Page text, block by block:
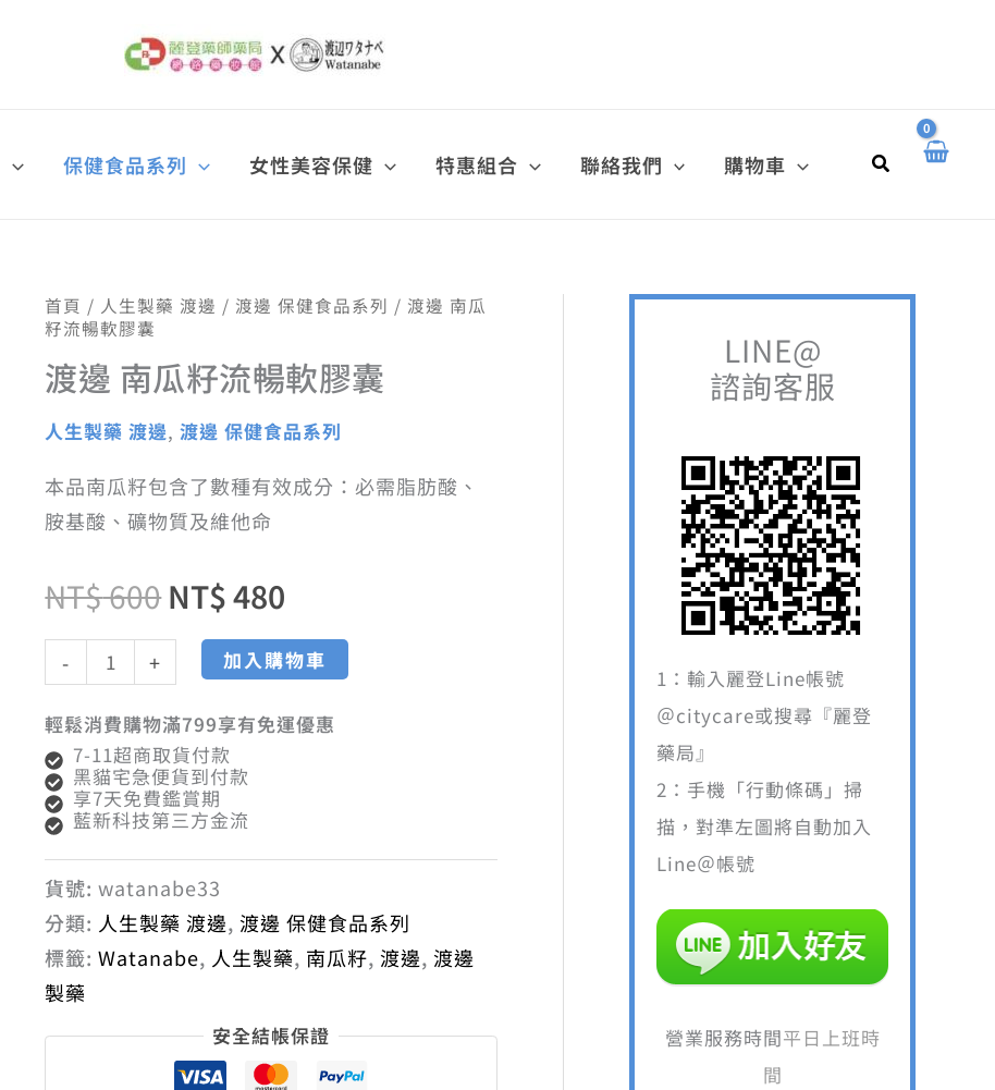
保健食品系列 女性美容保健 特惠組合 聯絡我們 購物車
搜
首頁 / 人生製藥 渡邊 / 渡邊 保健食品系列 / 渡邊 南瓜
籽流暢軟膠囊
渡邊 南瓜籽流暢軟膠囊
人生製藥 渡邊,渡邊 保健食品系列
本品南瓜籽包含了數種有效成分：必需脂肪酸、
胺基酸、礦物質及維他命
NT$600
始
價
NT$ 600。
NT$480
前
價
NT$ 480。
-
渡
邊
南
瓜
籽
暢
膠
囊
數
+ 加入購物車
輕鬆消費購物滿799享有免運優惠
7-11超商取貨付款
黑貓宅急便貨到付款
享7天免費鑑賞期
藍新科技第三方金流
貨號:watanabe33
分類: 人生製藥 渡邊, 渡邊 保健食品系列
標籤:Watanabe, 人生製藥, 南瓜籽, 渡邊, 渡邊
製藥
安全結帳保證
LINE@
諮詢客服
1：輸入麗登Line帳號
＠citycare或搜尋『麗登
藥局』
2：手機「行動條碼」掃
描，對準左圖將自動加入
Line＠帳號
營業服務時間平日上班時
間
字